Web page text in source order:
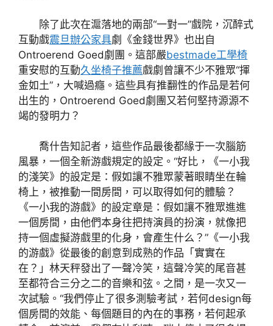
除了此次在滬落地的兩部“一對一”戲院，沉醉式
互動戲震旦辦公家具劇《金錢世界》也出自
Ontroerend Goed劇團。這部嚴bestmade工學椅
重安慰的互動久坐椅子推薦戲劇曾讓不少不雅眾“揮
金如土”，大喊過癮。這些具有推翻性的作品是若何
出生的，Ontroerend Goed劇團又若何堅持源源不
竭的發明力？
喬什告知記者，這些作品最後都緣于一次腦筋
風暴，一個全新游戲規定的設定。“好比，《一小我
的淺笑》的設定是：假如讓不雅眾蒙著眼睛坐在輪
椅上，被推動一間房間，可以取得如何的體驗？
《一小我的游戲》的設定章是：假如讓不雅眾進進
一個房間，由他們本身往把持演員的扮演，就像把
持一個虛擬游戲里的化身，會產生什么？”《一小我
的游戲》從最後的創意到成熟的作品「實實在
在？」林天秤發出了一聲冷笑，這聲冷笑的尾音甚
至都符合三分之二的音樂和弦。之間，是一次又一
次試驗。“我們停止了很多測驗考試，若何design每
個房間的效能、每個題目的內在的事務，若何起承